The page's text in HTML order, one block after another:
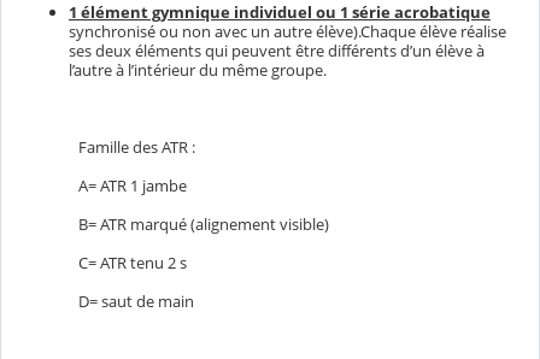
1 élément gymnique individuel ou 1 série acrobatique
synchronisé ou non avec un autre élève).Chaque élève réalise
ses deux éléments qui peuvent être différents d’un élève à
l’autre à l’intérieur du même groupe.
Famille des ATR :
A= ATR 1 jambe
B= ATR marqué (alignement visible)
C= ATR tenu 2 s
D= saut de main